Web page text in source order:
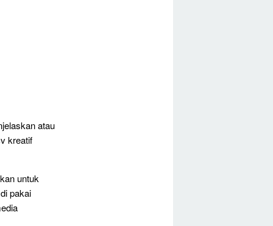
atau
kreatif
untuk
pakai